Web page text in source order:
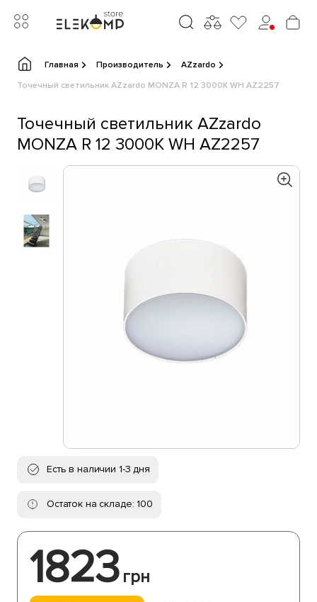
Главная Производитель
AZzardo
Точечный светильник AZzardo MONZA R 12 3000K WH AZ2257
Точечный светильник AZzardo
MONZA R 12 3000K WH AZ2257
Есть в наличии 1-3 дня
Остаток на складе: 100
1823 грн